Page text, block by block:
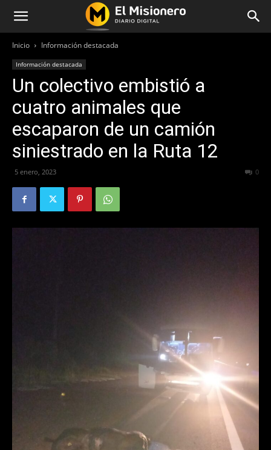
Inicio Información destacada
Información destacada
Un colectivo embistió a
cuatro animales que
escaparon de un camión
siniestrado en la Ruta 12
5 enero, 2023 0